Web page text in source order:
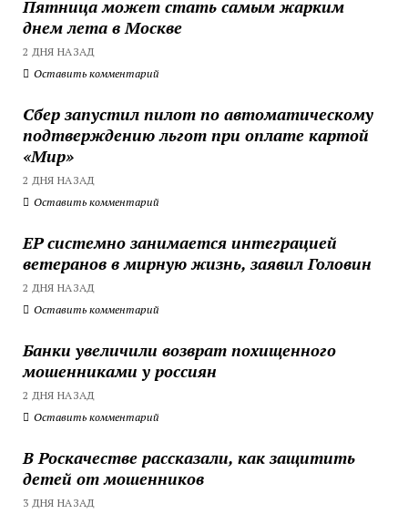
Пятница может стать самым жарким
днем лета в Москве
2 ДНЯ НАЗАД
Оставить комментарий
Сбер запустил пилот по автоматическому
подтверждению льгот при оплате картой
«Мир»
2 ДНЯ НАЗАД
Оставить комментарий
ЕР системно занимается интеграцией
ветеранов в мирную жизнь, заявил Головин
2 ДНЯ НАЗАД
Оставить комментарий
Банки увеличили возврат похищенного
мошенниками у россиян
2 ДНЯ НАЗАД
Оставить комментарий
В Роскачестве рассказали, как защитить
детей от мошенников
3 ДНЯ НАЗАД